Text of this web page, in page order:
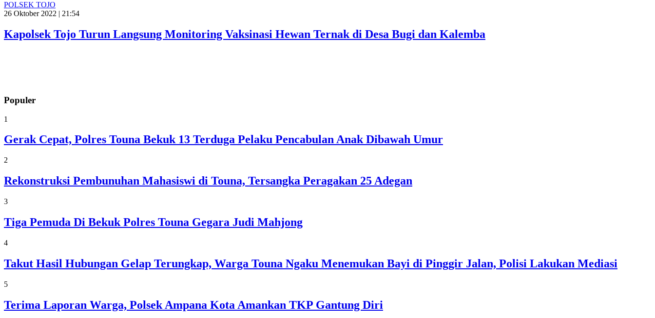
POLSEK TOJO
26 Oktober 2022 | 21:54
Kapolsek Tojo Turun Langsung Monitoring Vaksinasi Hewan Ternak di Desa Bugi dan Kalemba
Populer
1
Gerak Cepat, Polres Touna Bekuk 13 Terduga Pelaku Pencabulan Anak Dibawah Umur
2
Rekonstruksi Pembunuhan Mahasiswi di Touna, Tersangka Peragakan 25 Adegan
3
Tiga Pemuda Di Bekuk Polres Touna Gegara Judi Mahjong
4
Takut Hasil Hubungan Gelap Terungkap, Warga Touna Ngaku Menemukan Bayi di Pinggir Jalan, Polisi Lakukan Mediasi
5
Terima Laporan Warga, Polsek Ampana Kota Amankan TKP Gantung Diri